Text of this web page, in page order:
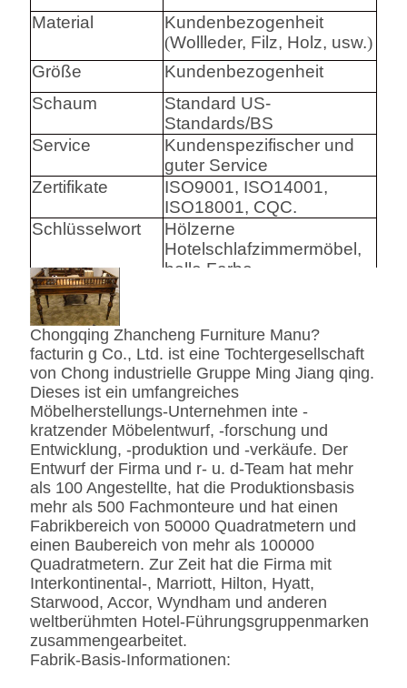
Material
Kundenbezogenheit
(Wollleder, Filz, Holz, usw.)
Größe
Kundenbezogenheit
Schaum
Standard US-
Standards/BS
Service
Kundenspezifischer und
guter Service
Zertifikate
ISO9001, ISO14001,
ISO18001, CQC.
Schlüsselwort
Hölzerne
Hotelschlafzimmermöbel,
helle Farbe
Harware
Hettich
Schaum
Hoher Densily-Schaum.
Gewebe
Leder-/echtes
Leder-/Microfiber-Leder-
CA117 Standard oder
BS5852 Standardire des
Gewebe-/PU beständig
SS
Edelstahl #201 #304 #316,
bürstete oder
Spiegeloberfläche.
Fingerprintless
Verarbeitung
Marmor
Natürliches ausgeführt,
Kunde-spezifizierten
Chongqing Zhancheng Furniture Manu?
facturin g Co., Ltd. ist eine Tochtergesellschaft
von Chong industrielle Gruppe Ming Jiang qing.
Dieses ist ein umfangreiches
Möbelherstellungs-Unternehmen inte -
kratzender Möbelentwurf, -forschung und
Entwicklung, -produktion und -verkäufe. Der
Entwurf der Firma und r- u. d-Team hat mehr
als 100 Angestellte, hat die Produktionsbasis
mehr als 500 Fachmonteure und hat einen
Fabrikbereich von 50000 Quadratmetern und
einen Baubereich von mehr als 100000
Quadratmetern. Zur Zeit hat die Firma mit
Interkontinental-, Marriott, Hilton, Hyatt,
Starwood, Accor, Wyndham und anderen
weltberühmten Hotel-Führungsgruppenmarken
zusammengearbeitet.
Fabrik-Basis-Informationen: